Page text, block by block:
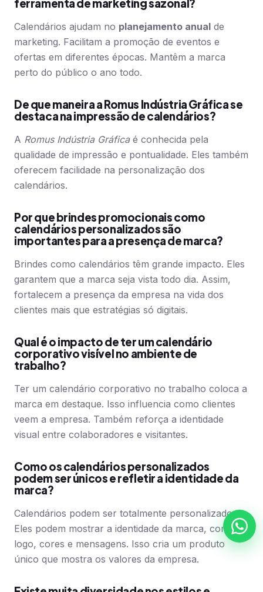
ferramenta de marketing sazonal?
Calendários ajudam no planejamento anual de
marketing. Facilitam a promoção de eventos e
ofertas em diferentes épocas. Mantêm a marca
perto do público o ano todo.
De que maneira a Romus Indústria Gráfica se
destaca na impressão de calendários?
A Romus Indústria Gráficaé conhecida pela
qualidade de impressão e pontualidade. Eles também
oferecem facilidade na personalização dos
calendários.
Por que brindes promocionais como
calendários personalizados são
importantes para a presença de marca?
Brindes como calendários têm grande impacto. Eles
garantem que a marca seja vista todo dia. Assim,
fortalecem a presença da empresa na vida dos
clientes mais que estratégias só digitais.
Qual é o impacto de ter um calendário
corporativo visível no ambiente de
trabalho?
Ter um calendário corporativo no trabalho coloca a
marca em destaque. Isso influencia como clientes
veem a empresa. Também reforça a identidade
visual entre colaboradores e visitantes.
Como os calendários personalizados
podem ser únicos e refletir a identidade da
marca?
Calendários podem ser totalmente personalizados.
Eles podem mostrar a identidade da marca, com
logo, cores e mensagens. Isso cria um produto
único que mostra os valores da empresa.